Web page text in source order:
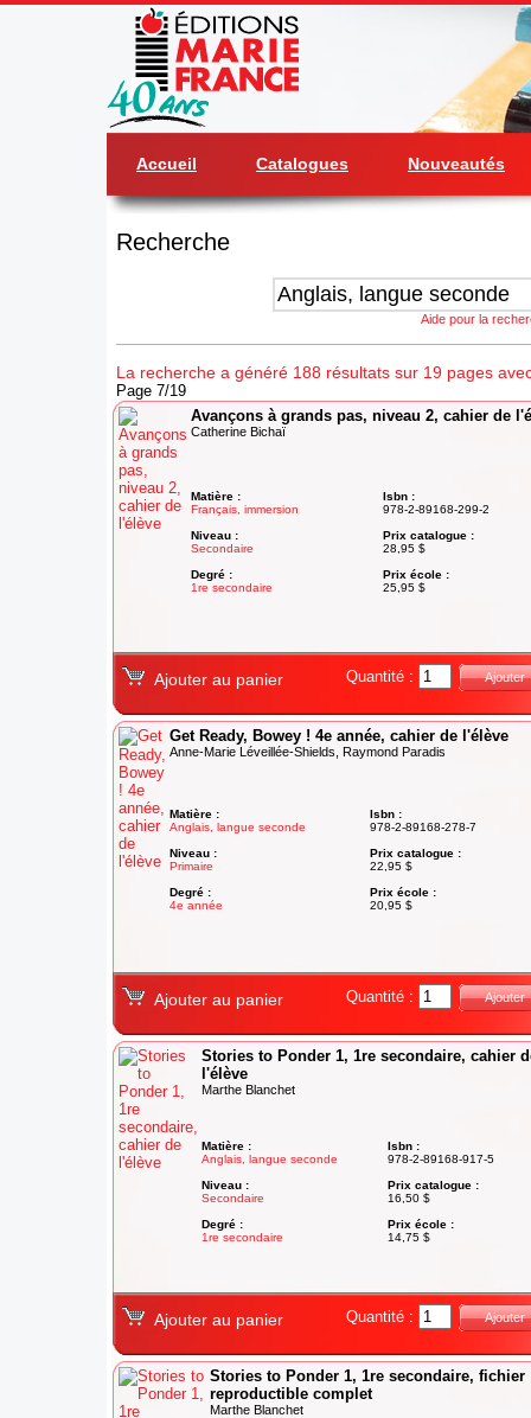
Accueil Catalogues Nouveautés
Recherche
Aide pour la
La recherche a généré 188 résultats sur 19 pages
Page 7/19
Avançons à grands pas, niveau 2, cahier de
Catherine Bichaï
Matière :
Français, immersion
Niveau :
Secondaire
Degré :
1re secondaire
Isbn :
978-2-89168-299-2
Prix catalogue :
28,95 $
Prix école :
25,95 $
Ajouter au panier Quantité : Ajouter
Get Ready, Bowey ! 4e année, cahier de l'élève
Anne-Marie Léveillée-Shields, Raymond Paradis
Matière :
Anglais, langue seconde
Niveau :
Primaire
Degré :
4e année
Isbn :
978-2-89168-278-7
Prix catalogue :
22,95 $
Prix école :
20,95 $
Ajouter au panier Quantité : Ajouter
Stories to Ponder 1, 1re secondaire, cahier
l'élève
Marthe Blanchet
Matière :
Anglais, langue seconde
Niveau :
Secondaire
Degré :
1re secondaire
Isbn :
978-2-89168-917-5
Prix catalogue :
16,50 $
Prix école :
14,75 $
Ajouter au panier Quantité : Ajouter
Stories to Ponder 1, 1re secondaire, fichier
reproductible complet
Marthe Blanchet